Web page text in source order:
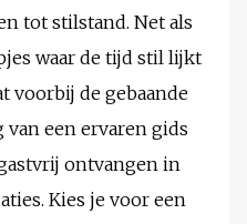
tot stilstand. Net als
waar de tijd stil lijkt
voorbij de gebaande
een ervaren gids
ontvangen in
Kies je voor een